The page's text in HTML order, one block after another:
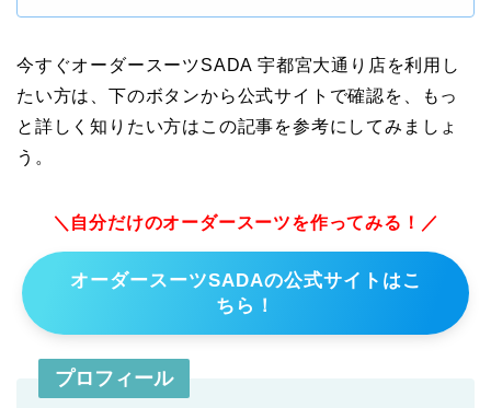
今すぐオーダースーツSADA 宇都宮大通り店を利用し
たい方は、下のボタンから公式サイトで確認を、もっ
と詳しく知りたい方はこの記事を参考にしてみましょ
う。
＼自分だけのオーダースーツを作ってみる！／
オーダースーツSADAの公式サイトはこ
ちら！
プロフィール